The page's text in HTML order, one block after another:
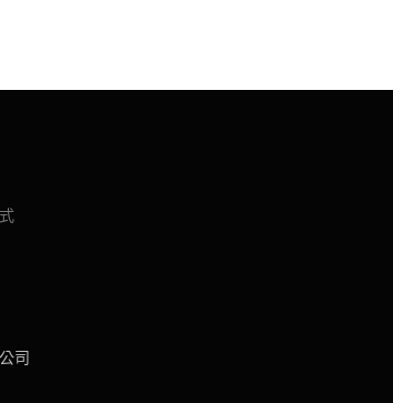
司